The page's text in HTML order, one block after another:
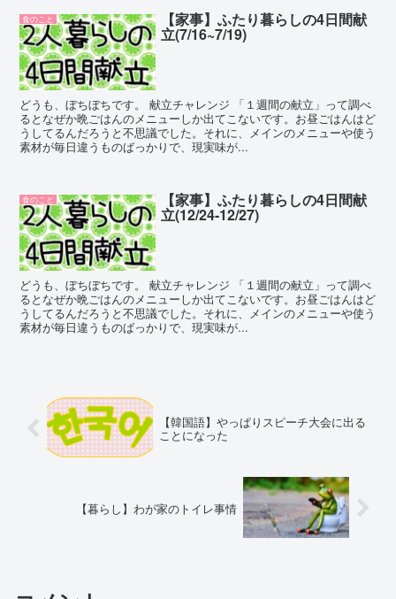
食のこと 【家事】ふたり暮らしの4日間献
立(7/16~7/19)
どうも、ぼちぼちです。 献立チャレンジ 「１週間の献立」って調べ
るとなぜか晩ごはんのメニューしか出てこないです。お昼ごはんはど
うしてるんだろうと不思議でした。それに、メインのメニューや使う
素材が毎日違うものばっかりで、現実味が...
食のこと 【家事】ふたり暮らしの4日間献
立(12/24-12/27)
どうも、ぼちぼちです。 献立チャレンジ 「１週間の献立」って調べ
るとなぜか晩ごはんのメニューしか出てこないです。お昼ごはんはど
うしてるんだろうと不思議でした。それに、メインのメニューや使う
素材が毎日違うものばっかりで、現実味が...
【韓国語】やっぱりスピーチ大会に出る
ことになった
【暮らし】わが家のトイレ事情